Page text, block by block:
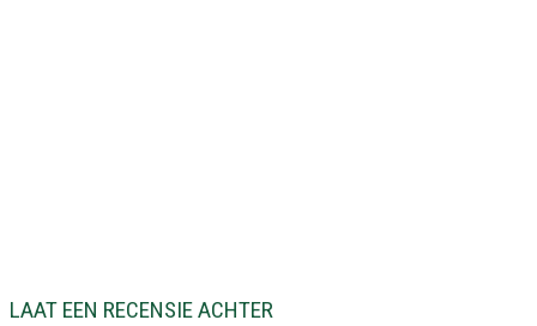
LAAT EEN RECENSIE ACHTER